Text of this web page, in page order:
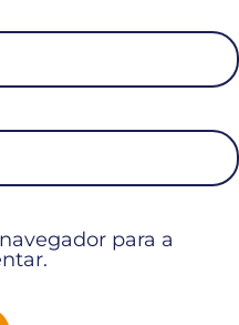
para a